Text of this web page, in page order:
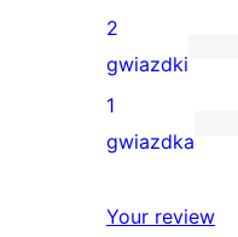
gwiazdkowych
recenzji
3-
gwiazdkowych
0
recenzji
2-
2
gwiazdki
0
1-
1
gwiazdka
Your review